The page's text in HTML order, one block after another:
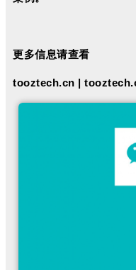
更多信息请查看
tooztech.cn |